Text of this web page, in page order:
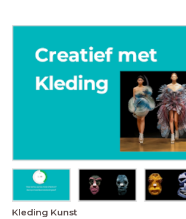
Kleding Kunst